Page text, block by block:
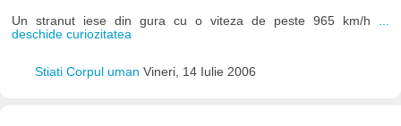
Un stranut iese din gura cu o viteza de peste 965 km/h
deschide curiozitatea
Stiati Corpul uman Vineri, 14 Iulie 2006